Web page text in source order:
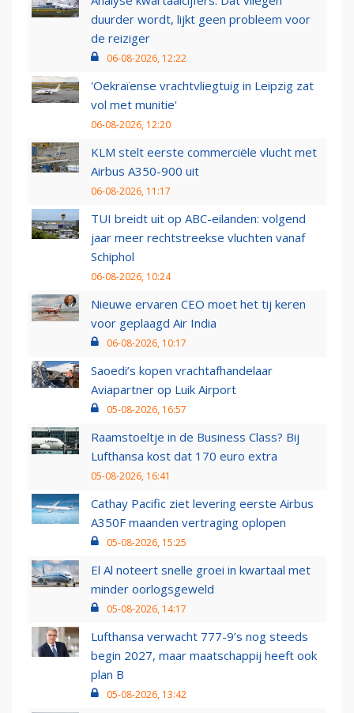
duurder wordt, lijkt geen probleem voor
de reiziger
06-08-2026, 12:22
'Oekraïense vrachtvliegtuig in Leipzig zat
vol met munitie'
06-08-2026, 12:20
KLM stelt eerste commerciële vlucht met
Airbus A350-900 uit
06-08-2026, 11:17
TUI breidt uit op ABC-eilanden: volgend
jaar meer rechtstreekse vluchten vanaf
Schiphol
06-08-2026, 10:24
Nieuwe ervaren CEO moet het tij keren
voor geplaagd Air India
06-08-2026, 10:17
Saoedi’s kopen vrachtafhandelaar
Aviapartner op Luik Airport
05-08-2026, 16:57
Raamstoeltje in de Business Class? Bij
Lufthansa kost dat 170 euro extra
05-08-2026, 16:41
Cathay Pacific ziet levering eerste Airbus
A350F maanden vertraging oplopen
05-08-2026, 15:25
El Al noteert snelle groei in kwartaal met
minder oorlogsgeweld
05-08-2026, 14:17
Lufthansa verwacht 777-9’s nog steeds
begin 2027, maar maatschappij heeft ook
plan B
05-08-2026, 13:42